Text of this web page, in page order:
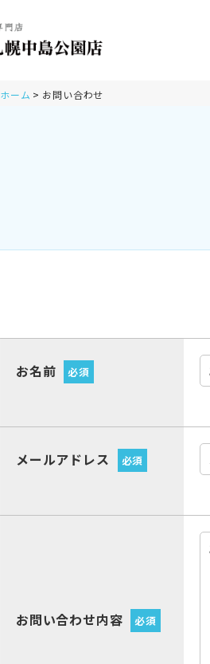
ホーム お問い合わせ
お名前 必須
メールアドレス 必須
お問い合わせ内容 必須